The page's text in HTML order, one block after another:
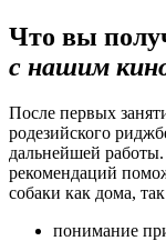
Что вы
с нашим
После первых
родезийского
дальнейшей
рекомендаций
собаки как дома,
понимание